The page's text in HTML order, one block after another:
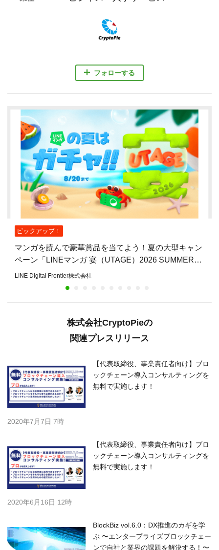
フォローする
ピックアップ！
マンガを読んで豪華賞品を当てよう！夏の大型キャン
ペーン「LINEマンガ 宴（UTAGE）2026 SUMMER」
開催
LINE Digital Frontier株式会社
株式会社CryptoPieの
関連プレスリリース
【代表取締役、事業責任者向け】ブロ
ックチェーン導入コンサルティングを
無料で実施します！
2020年7月7日 7時
【代表取締役、事業責任者向け】ブロ
ックチェーン導入コンサルティングを
無料で実施します！
2020年6月16日 12時
BlockBiz vol.6.0：DX推進のカギを学
ぶ 〜エンタープライズブロックチェー
ンで自社と業界の課題を解決する！〜